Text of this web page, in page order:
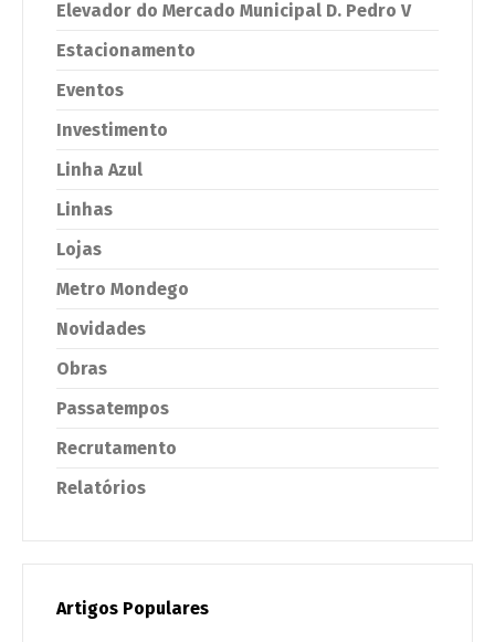
Elevador do Mercado Municipal D. Pedro V
Estacionamento
Eventos
Investimento
Linha Azul
Linhas
Lojas
Metro Mondego
Novidades
Obras
Passatempos
Recrutamento
Relatórios
Artigos Populares